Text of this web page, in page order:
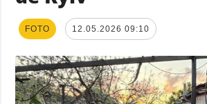
FOTO 12.05.2026 09:10